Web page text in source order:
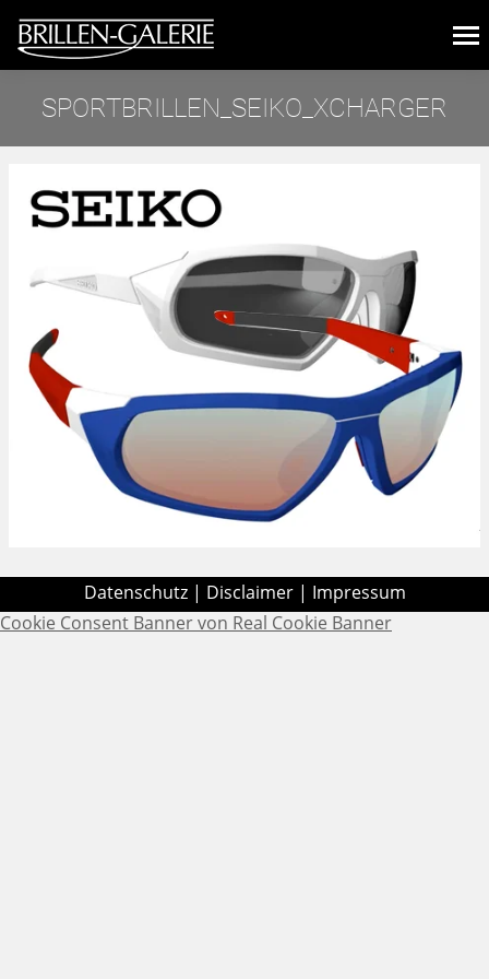
SPORTBRILLEN_SEIKO_XCHARGER
Datenschutz| Disclaimer| Impressum
Cookie Consent Banner von Real Cookie Banner